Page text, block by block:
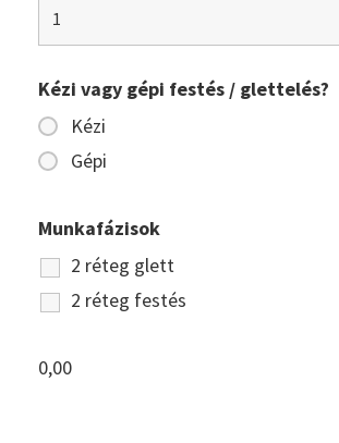
Kézi vagy gépi festés / glettelés?
Kézi
Gépi
Munkafázisok
2 réteg glett
2 réteg festés
0,00